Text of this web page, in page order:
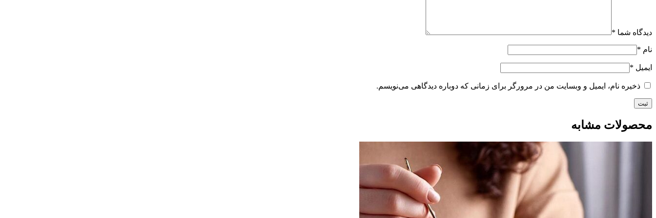
دیدگاه شما *
نام *
ایمیل *
ذخیره نام، ایمیل و وبسایت من در مرورگر برای زمانی که دوباره دیدگاهی می‌نویسم.
محصولات مشابه